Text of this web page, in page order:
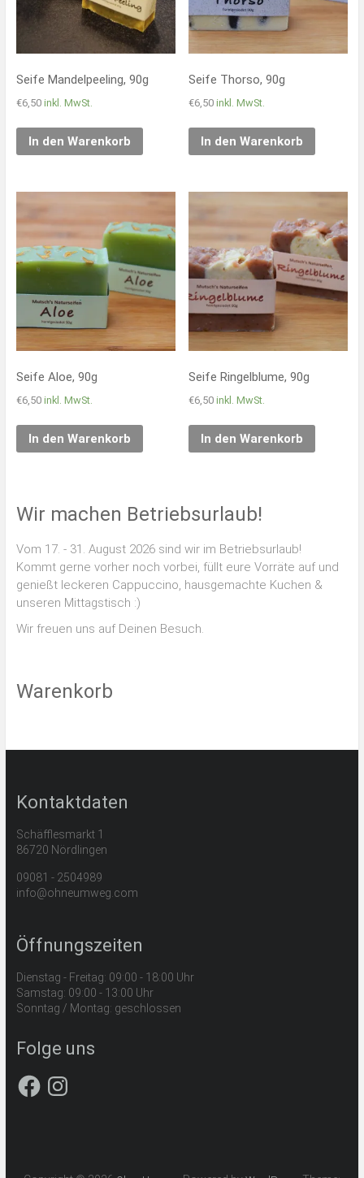
Seife Mandelpeeling, 90g
€6,50 inkl. MwSt.
In den Warenkorb
Seife Thorso, 90g
€6,50 inkl. MwSt.
In den Warenkorb
Seife Aloe, 90g
€6,50 inkl. MwSt.
In den Warenkorb
Seife Ringelblume, 90g
€6,50 inkl. MwSt.
In den Warenkorb
Wir machen Betriebsurlaub!
Vom 17. - 31. August 2026 sind wir im Betriebsurlaub!
Kommt gerne vorher noch vorbei, füllt eure Vorräte auf und
genießt leckeren Cappuccino, hausgemachte Kuchen &
unseren Mittagstisch :)
Wir freuen uns auf Deinen Besuch.
Warenkorb
Kontaktdaten
Schäfflesmarkt 1
86720 Nördlingen
09081 - 2504989
info@ohneumweg.com
Öffnungszeiten
Dienstag - Freitag: 09:00 - 18:00 Uhr
Samstag: 09:00 - 13:00 Uhr
Sonntag / Montag: geschlossen
Folge uns